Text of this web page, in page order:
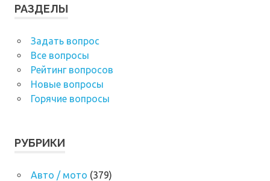
РАЗДЕЛЫ
Задать вопрос
Все вопросы
Рейтинг вопросов
Новые вопросы
Горячие вопросы
РУБРИКИ
Авто / мото (379)